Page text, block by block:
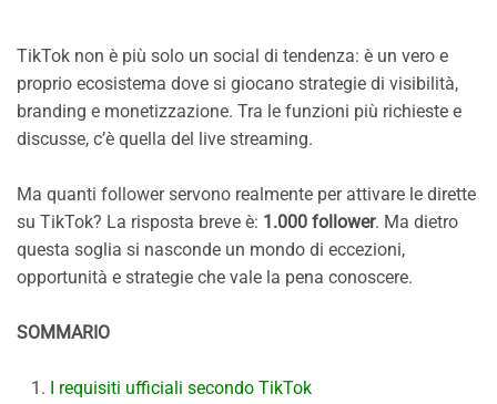
TikTok non è più solo un social di tendenza: è un vero e
proprio ecosistema dove si giocano strategie di visibilità,
branding e monetizzazione. Tra le funzioni più richieste e
discusse, c’è quella del live streaming.
Ma quanti follower servono realmente per attivare le dirette
su TikTok? La risposta breve è: 1.000 follower. Ma dietro
questa soglia si nasconde un mondo di eccezioni,
opportunità e strategie che vale la pena conoscere.
SOMMARIO
I requisiti ufficiali secondo TikTok